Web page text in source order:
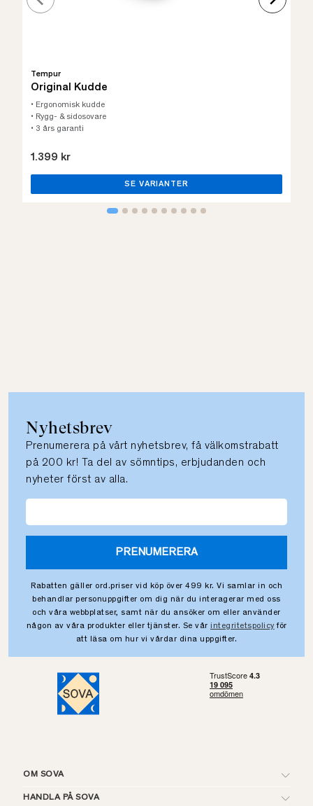
Tempur
Original Kudde
• Ergonomisk kudde
• Rygg- & sidosovare
• 3 års garanti
1.399 kr
SE VARIANTER
Nyhetsbrev
Prenumerera på vårt nyhetsbrev, få välkomstrabatt
på 200 kr! Ta del av sömntips, erbjudanden och
nyheter först av alla.
PRENUMERERA
Rabatten gäller ord.priser vid köp över 499 kr. Vi samlar in och
behandlar personuppgifter om dig när du interagerar med oss
och våra webbplatser, samt när du ansöker om eller använder
någon av våra produkter eller tjänster. Se vår integritetspolicy för
att läsa om hur vi vårdar dina uppgifter.
OM SOVA
HANDLA PÅ SOVA